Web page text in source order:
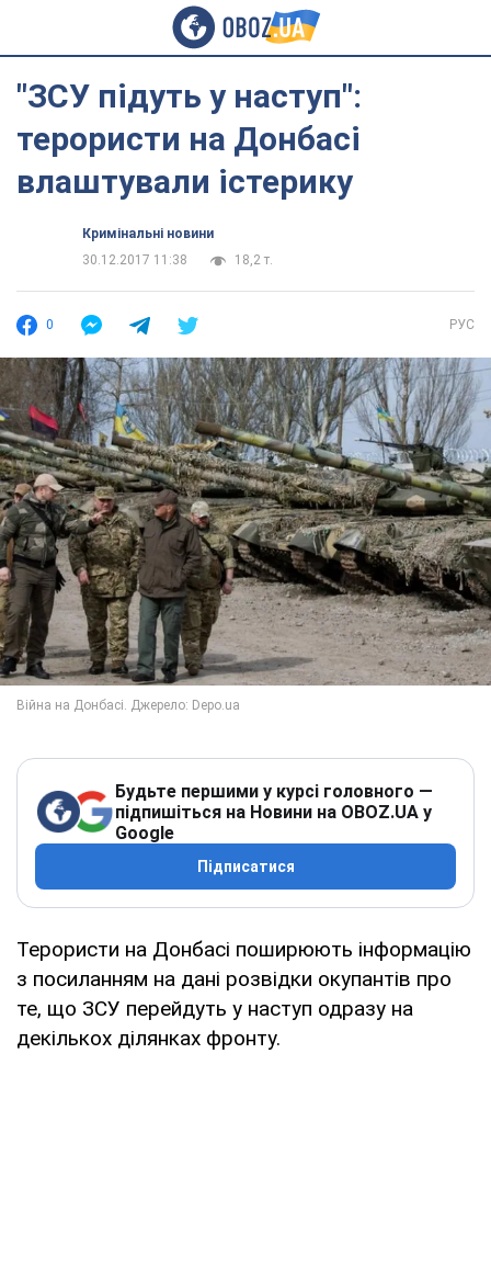
"ЗСУ підуть у наступ":
терористи на Донбасі
влаштували істерику
Кримінальні новини
30.12.2017 11:38
18,2 т.
0 РУС
Будьте першими у курсі головного —
підпишіться на Новини на OBOZ.UA у
Google
Підписатися
Терористи на Донбасі поширюють інформацію
з посиланням на дані розвідки окупантів про
те, що ЗСУ перейдуть у наступ одразу на
декількох ділянках фронту.